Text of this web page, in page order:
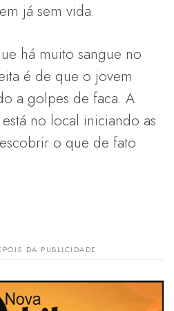
já sem vida.
há muito sangue no
é de que o jovem
a golpes de faca. A
no local iniciando as
o que de fato